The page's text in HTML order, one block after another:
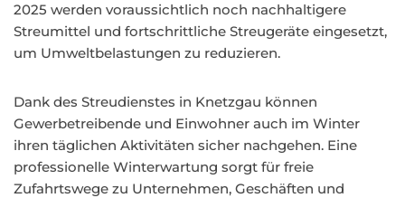
2025 werden voraussichtlich noch nachhaltigere
Streumittel und fortschrittliche Streugeräte eingesetzt,
um Umweltbelastungen zu reduzieren.
Dank des Streudienstes in Knetzgau können
Gewerbetreibende und Einwohner auch im Winter
ihren täglichen Aktivitäten sicher nachgehen. Eine
professionelle Winterwartung sorgt für freie
Zufahrtswege zu Unternehmen, Geschäften und